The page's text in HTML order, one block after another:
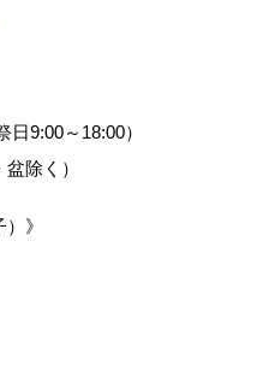
日9:00～18:00）
除く）
》